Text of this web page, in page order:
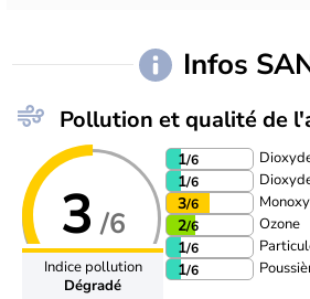
Infos
Pollution et qualité de
3 /6
Indice pollution
Dégradé
1/6
1/6
3/6
2/6 Ozone
1/6
1/6